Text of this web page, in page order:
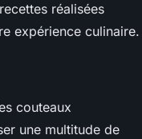
réalisées
expérience culinaire.
couteaux
une multitude de